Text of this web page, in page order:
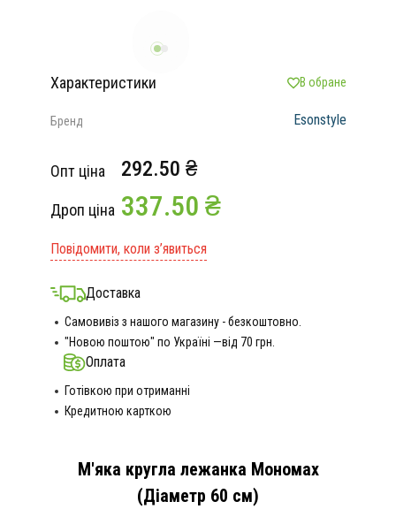
Характеристики В обране
Бренд Esonstyle
Опт ціна 292.50 ₴
Дроп ціна 337.50 ₴
Повідомити, коли з’явиться
Доставка
Самовивіз з нашого магазину - безкоштовно.
"Новою поштою" по Україні —від 70 грн.
Оплата
Готівкою при отриманні
Кредитною карткою
М'яка кругла лежанка Мономах
(Діаметр 60 см)